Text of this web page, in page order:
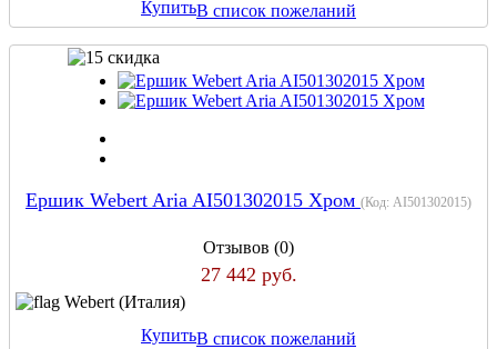
КупитьВ список пожеланий
Ершик Webert Aria AI501302015 Хром (Код: AI501302015)
Отзывов (0)
27 442 руб.
Webert (Италия)
КупитьВ список пожеланий